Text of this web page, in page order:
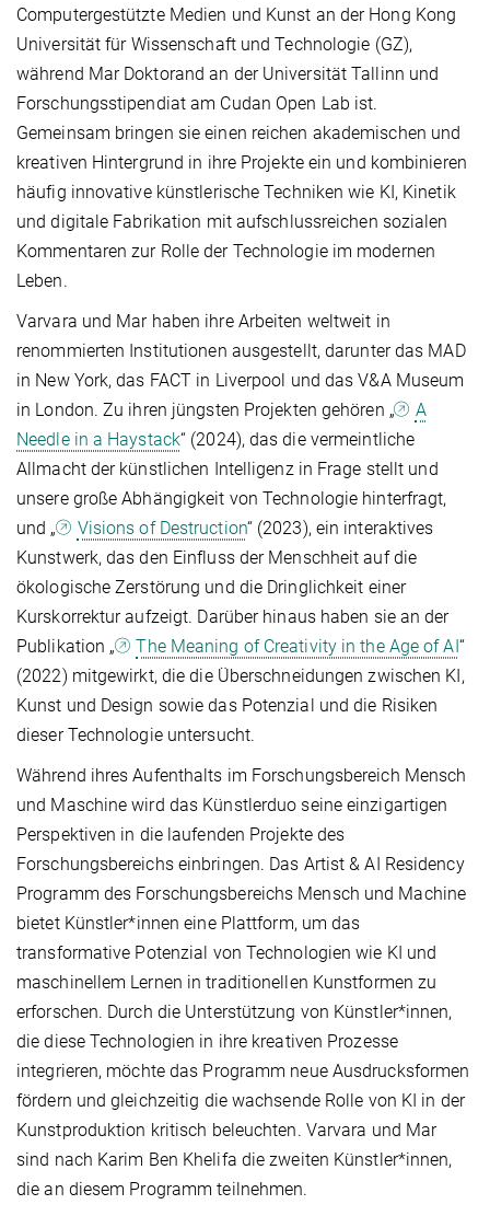
Computergestützte Medien und Kunst an der Hong Kong
Universität für Wissenschaft und Technologie (GZ),
während Mar Doktorand an der Universität Tallinn und
Forschungsstipendiat am Cudan Open Lab ist.
Gemeinsam bringen sie einen reichen akademischen und
kreativen Hintergrund in ihre Projekte ein und kombinieren
häufig innovative künstlerische Techniken wie KI, Kinetik
und digitale Fabrikation mit aufschlussreichen sozialen
Kommentaren zur Rolle der Technologie im modernen
Leben.
Varvara und Mar haben ihre Arbeiten weltweit in
renommierten Institutionen ausgestellt, darunter das MAD
in New York, das FACT in Liverpool und das V&A Museum
in London. Zu ihren jüngsten Projekten gehören „
A
Needle in a Haystack“ (2024), das die vermeintliche
Allmacht der künstlichen Intelligenz in Frage stellt und
unsere große Abhängigkeit von Technologie hinterfragt,
und „
Visions of Destruction“ (2023), ein interaktives
Kunstwerk, das den Einfluss der Menschheit auf die
ökologische Zerstörung und die Dringlichkeit einer
Kurskorrektur aufzeigt. Darüber hinaus haben sie an der
Publikation „
The Meaning of Creativity in the Age of AI“
(2022) mitgewirkt, die die Überschneidungen zwischen KI,
Kunst und Design sowie das Potenzial und die Risiken
dieser Technologie untersucht.
Während ihres Aufenthalts im Forschungsbereich Mensch
und Maschine wird das Künstlerduo seine einzigartigen
Perspektiven in die laufenden Projekte des
Forschungsbereichs einbringen. Das Artist & AI Residency
Programm des Forschungsbereichs Mensch und Machine
bietet Künstler*innen eine Plattform, um das
transformative Potenzial von Technologien wie KI und
maschinellem Lernen in traditionellen Kunstformen zu
erforschen. Durch die Unterstützung von Künstler*innen,
die diese Technologien in ihre kreativen Prozesse
integrieren, möchte das Programm neue Ausdrucksformen
fördern und gleichzeitig die wachsende Rolle von KI in der
Kunstproduktion kritisch beleuchten. Varvara und Mar
sind nach Karim Ben Khelifa die zweiten Künstler*innen,
die an diesem Programm teilnehmen.